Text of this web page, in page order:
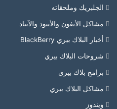
الجلبريك وملحقاته
مشاكل الأيفون والأيبود والآيباد
أخبار البلاك بيري BlackBerry
شروحات البلاك بيري
برامج بلاك بيري
مشاكل البلاك بيري
ويندوز